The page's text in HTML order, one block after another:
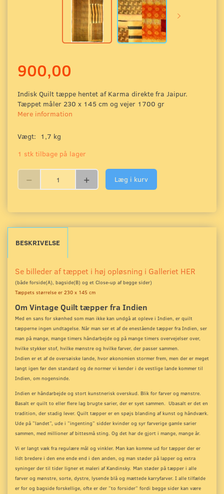
900,00
Indisk Quilt tæppe hentet af Karma direkte fra Jaipur.
Tæppet måler 230 x 145 cm og vejer 1700 gr
Mere information
Vægt:
1,7 kg
1 stk tilbage på lager
Læg i kurv
BESKRIVELSE
Se billeder af tæppet i høj opløsning i Galleriet HER
(både forside(A), bagside(B) og et Close-up af begge sider)
Tæppets størrelse er 230 x 145 cm
Om Vintage Quilt tæpper fra Indien
Med en sans for skønhed som man ikke kan undgå at opleve i Indien, er quilt
tæpperne ingen undtagelse. Når man ser et af de enestående tæpper fra Indien, ser
man på mange, mange timers håndarbejde og på mange timers overvejelser over,
hvilke stykker stof, hvilke mønstre og hvilke farver, der passer sammen.
Indien er et af de oversøiske lande, hvor økonomien stormer frem, men der er meget
langt igen før den standard og de normer vi kender i de vestlige lande kommer til
Indien, om nogensinde.
Indien er håndarbejde og stort kunstnerisk overskud. Blik for farver og mønstre.
Basalt er quilt to eller flere lag brugte sarier, der er syet sammen. Ubasalt er det en
tradition, der stadig lever. Quilt tæpper er en spøjs blanding af kunst og håndværk.
Ude på ”landet”, ude i ”ingenting” sidder kvinder og syr farverige gamle sarier
sammen, med millioner af bittesmå sting. Og det har de gjort i mange, mange år.
Vi er langt væk fra regulære mål og vinkler. Man kan komme ud for tæpper der er
lidt bredere i den ene ende end i den anden, og man støder på lapper og extra
syninger der til tider ligner et maleri af Kandinsky. Man støder på tæpper i alle
farver og mønstre, sorte, dystre, lysende blå og mættede karryfarver. I alle tilfælde
er for og bagside forskellige, ofte er der ”to forsider” fordi begge sider kan være